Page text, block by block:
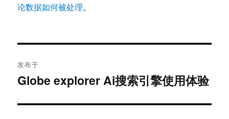
论数据如何被处理。
章
发布于
Globe explorer Ai搜索引擎使用体验